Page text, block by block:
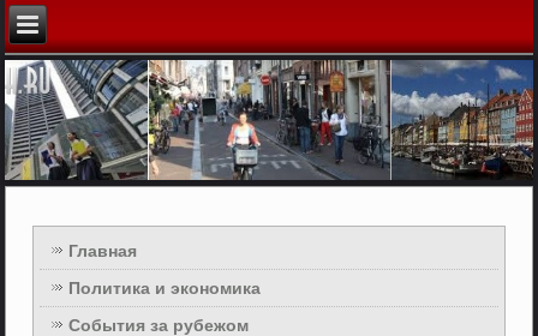
Главная
Политика и экономика
События за рубежом